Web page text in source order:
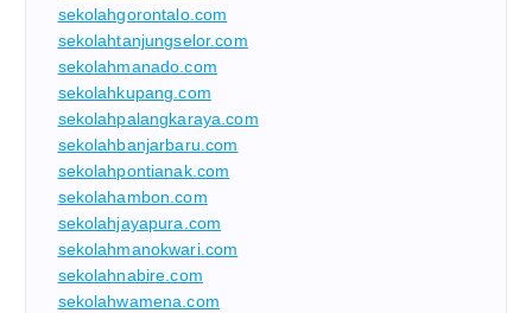
sekolahgorontalo.com
sekolahtanjungselor.com
sekolahmanado.com
sekolahkupang.com
sekolahpalangkaraya.com
sekolahbanjarbaru.com
sekolahpontianak.com
sekolahambon.com
sekolahjayapura.com
sekolahmanokwari.com
sekolahnabire.com
sekolahwamena.com